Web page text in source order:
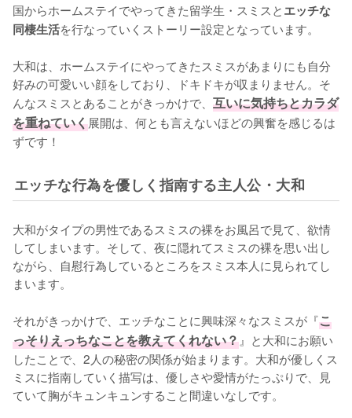
国からホームステイでやってきた留学生・スミスとエッチな
同棲生活を行なっていくストーリー設定となっています。
大和は、ホームステイにやってきたスミスがあまりにも自分
好みの可愛いい顔をしており、ドキドキが収まりません。そ
んなスミスとあることがきっかけで、 互いに気持ちとカラダ
を重ねていく展開は、何とも言えないほどの興奮を感じるは
ずです！
エッチな行為を優しく指南する主人公・大和
大和がタイプの男性であるスミスの裸をお風呂で見て、欲情
してしまいます。そして、夜に隠れてスミスの裸を思い出し
ながら、自慰行為しているところをスミス本人に見られてし
まいます。
それがきっかけで、エッチなことに興味深々なスミスが『こ
っそりえっちなことを教えてくれない？』と大和にお願い
したことで、2人の秘密の関係が始まります。大和が優しくス
ミスに指南していく描写は、優しさや愛情がたっぷりで、見
ていて胸がキュンキュンすること間違いなしです。